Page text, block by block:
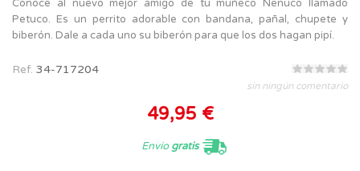
Conoce al nuevo mejor amigo de tu muñeco Nenuco llamado
Petuco. Es un perrito adorable con bandana, pañal, chupete y
biberón. Dale a cada uno su biberón para que los dos hagan pipí.
Ref. 34-717204
sin ningún comentario
49,95 €
Envíogratis